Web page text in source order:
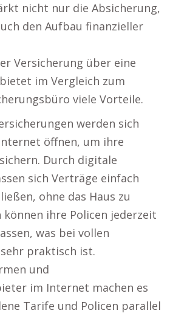
nicht nur die Absicherung,
den Aufbau finanzieller
Versicherung über eine
im Vergleich zum
viele Vorteile.
werden sich
öffnen, um ihre
Durch digitale
sich Verträge einfach
ohne das Haus zu
können ihre Policen jederzeit
was bei vollen
praktisch ist.
und
im Internet machen es
Tarife und Policen parallel